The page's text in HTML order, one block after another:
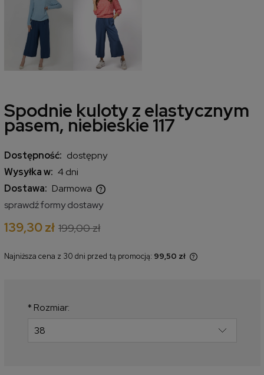
Spodnie kuloty z elastycznym
pasem, niebieskie 117
Dostępność: dostępny
Wysyłka w: 4 dni
Dostawa: Darmowa
Cena nie zawiera ewentualnych kosztów płatności
sprawdź formy dostawy
139,30 zł 199,00 zł
Najniższa cena z 30 dni przed tą promocją: 99,50 zł
* Rozmiar: